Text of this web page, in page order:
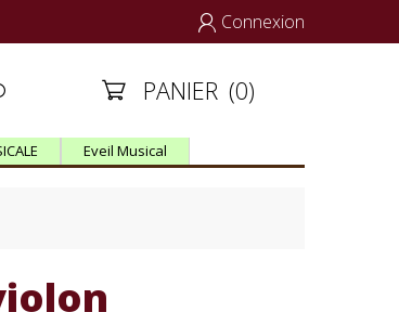
 Connexion
 PANIER (0)
Eveil Musical